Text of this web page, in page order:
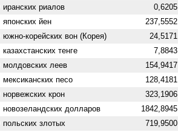
иранских риалов 0,6205
японских йен 237,5552
южно-корейских вон (Корея) 24,5171
казахстанских тенге 7,8843
молдовских леев 154,9417
мексиканских песо 128,4181
норвежских крон 323,1906
ново­зеландских долларов 1842,8945
польских злотых 719,9500